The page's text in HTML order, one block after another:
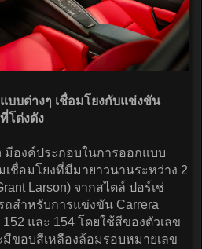
บบต่างๆ เชื่อมโยงกับแข่งขัน
โด่งดัง
มีองค์ประกอบในการออกแบบ
ชื่อมโยงที่มีมายาวนานระหว่าง 2
Larson) จากสไตล์ ปอร์เช่
ถสำหรับการแข่งขัน Carrera
และ 154 โดยใช้สีของตัวเลข
มีขอบสีเหลืองล้อมรอบหมายเลข